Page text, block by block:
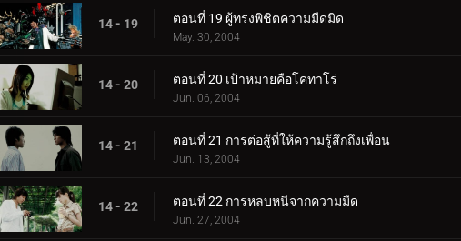
14 - 19 ตอนที่ 19 ผู้ทรงพิชิตความมืดมิด
May. 30, 2004
14 - 20 ตอนที่ 20 เป้าหมายคือโคทาโร่
Jun. 06, 2004
14 - 21 ตอนที่ 21 การต่อสู้ที่ให้ความรู้สึกถึงเพื่อน
Jun. 13, 2004
14 - 22 ตอนที่ 22 การหลบหนีจากความมืด
Jun. 27, 2004